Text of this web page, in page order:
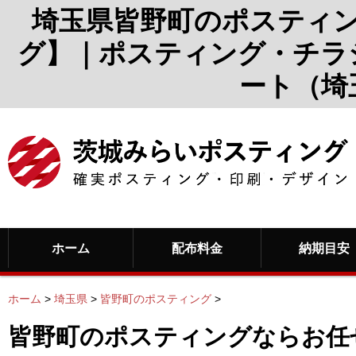
埼玉県皆野町のポスティ
グ】｜ポスティング・チ
ート（
ホーム 配布料金 納期目安
ホーム > 埼玉県 > 皆野町のポスティング >
皆野町のポスティングならお